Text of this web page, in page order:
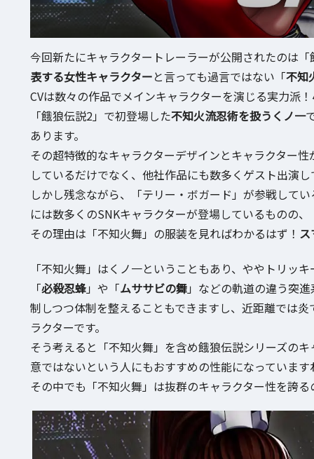
今回新たにキャラクタートレーラーが公開されたのは
表する女性キャラクターと言っても過言ではない「不知
CVは数々の作品でメインキャラクターを演じる実力派！
「餓狼伝説2」で初登場した不知火流忍術を扱うくノ一
あります。
その超特徴的なキャラクターデザインとキャラクター
しているだけでなく、他社作品にも数多くゲスト出演し
しかし残念ながら、「テリー・ボガード」が参戦して
には数多くのSNKキャラクターが登場しているものの
その理由は「不知火舞」の服装を見ればわかるはず！ ス
「不知火舞」はくノ一ということもあり、ややトリッ
「必殺忍蜂」や「ムササビの舞」などの軌道の違う突
制しつつ体制を整えることもできますし、近距離では炎
ラクターです。
そう考えると「不知火舞」を含め餓狼伝説シリーズの
意ではないという人にもおすすめの性能になっています
その中でも「不知火舞」は抜群のキャラクター性を誇